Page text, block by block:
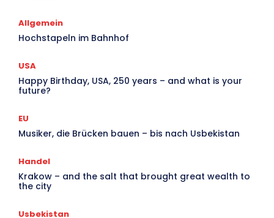
Allgemein
Hochstapeln im Bahnhof
USA
Happy Birthday, USA, 250 years – and what is your
future?
EU
Musiker, die Brücken bauen – bis nach Usbekistan
Handel
Krakow – and the salt that brought great wealth to
the city
Usbekistan